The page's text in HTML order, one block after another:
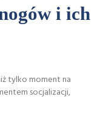
i ich
tylko moment na
socjalizacji,